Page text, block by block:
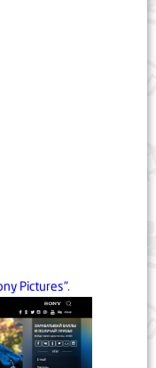
Pictures".